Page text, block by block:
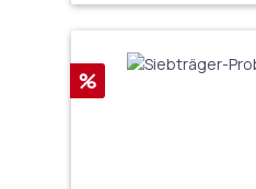
Rabatt
%